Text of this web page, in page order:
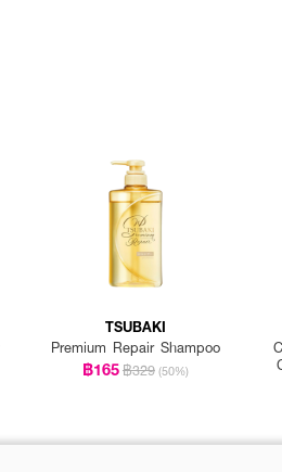
TSUBAKI
Premium Repair Shampoo
฿165฿329 (50%)